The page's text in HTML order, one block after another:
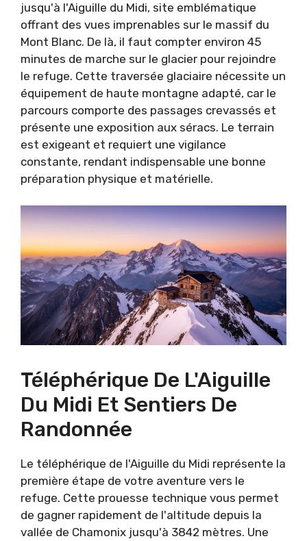
jusqu'à l'Aiguille du Midi, site emblématique
offrant des vues imprenables sur le massif du
Mont Blanc. De là, il faut compter environ 45
minutes de marche sur le glacier pour rejoindre
le refuge. Cette traversée glaciaire nécessite un
équipement de haute montagne adapté, car le
parcours comporte des passages crevassés et
présente une exposition aux séracs. Le terrain
est exigeant et requiert une vigilance
constante, rendant indispensable une bonne
préparation physique et matérielle.
Téléphérique De L'Aiguille
Du Midi Et Sentiers De
Randonnée
Le téléphérique de l'Aiguille du Midi représente la
première étape de votre aventure vers le
refuge. Cette prouesse technique vous permet
de gagner rapidement de l'altitude depuis la
vallée de Chamonix jusqu'à 3842 mètres. Une